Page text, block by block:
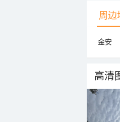
周边
金安
高清